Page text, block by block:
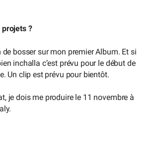
projets ?
bosser sur mon premier Album. Et si
inchalla c’est prévu pour le début de
Un clip est prévu pour bientôt.
je dois me produire le 11 novembre à